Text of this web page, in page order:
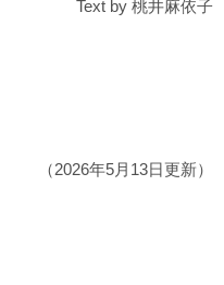
Text by 桃井麻依子
（2026年5月13日更新）